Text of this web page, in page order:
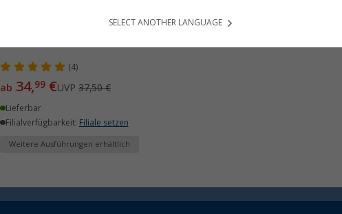
(4)
ab 34,99 €UVP37,50 €
Lieferbar
Filialverfügbarkeit: Filiale setzen
Weitere Ausführungen erhältlich
SELECT ANOTHER LANGUAGE